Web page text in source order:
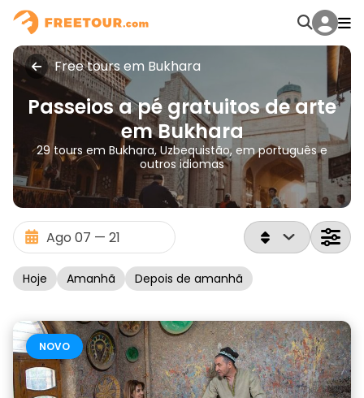
Free tours em Bukhara
Passeios a pé gratuitos de arte
em Bukhara
29 tours em Bukhara, Uzbequistão, em português e
outros idiomas
Hoje Amanhã Depois de amanhã
NOVO